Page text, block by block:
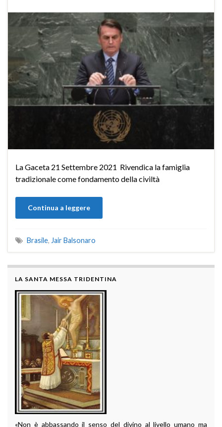
La Gaceta 21 Settembre 2021 Rivendica la famiglia
tradizionale come fondamento della civiltà
Continua a leggere
Brasile, Jair Balsonaro
LA SANTA MESSA TRIDENTINA
«Non è abbassando il senso del divino al livello umano ma